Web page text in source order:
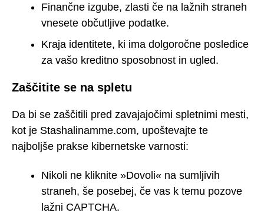
Finančne izgube, zlasti če na lažnih straneh
vnesete občutljive podatke.
Kraja identitete, ki ima dolgoročne posledice
za vašo kreditno sposobnost in ugled.
Zaščitite se na spletu
Da bi se zaščitili pred zavajajočimi spletnimi mesti,
kot je Stashalinamme.com, upoštevajte te
najboljše prakse kibernetske varnosti:
Nikoli ne kliknite »Dovoli« na sumljivih
straneh, še posebej, če vas k temu pozove
lažni CAPTCHA.